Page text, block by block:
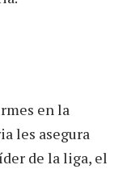
en la
les asegura
de la liga, el